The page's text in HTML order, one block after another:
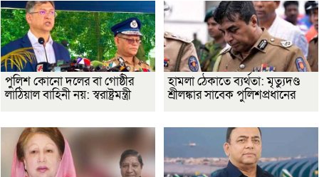
পুলিশ কোনো দলের বা গোষ্ঠীর
লাঠিয়াল বাহিনী নয়: স্বরাষ্ট্রমন্ত্রী
হামলা ঠেকাতে ব্যর্থতা: মৃত্যুদণ্ড
শ্রীলঙ্কার সাবেক পুলিশপ্রধানের